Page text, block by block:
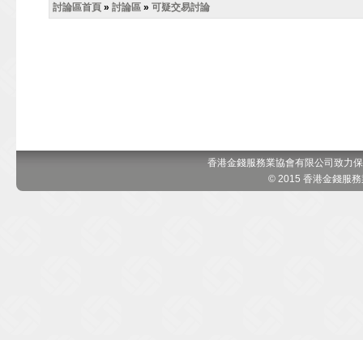
討論區首頁 » 討論區 » 可疑交易討論
香港金錢服務業協會有限公司致力
© 2015 香港金錢服